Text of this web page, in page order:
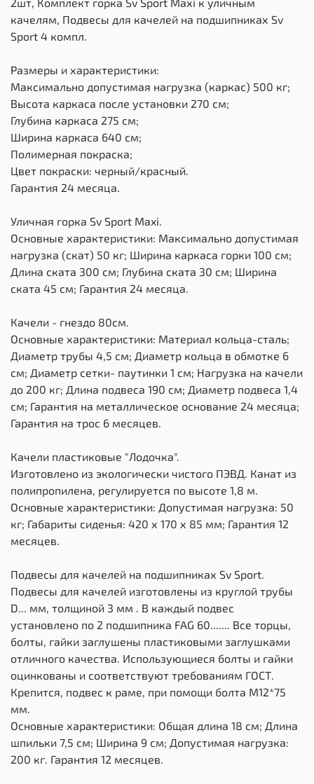
качелям, Подвесы для качелей на подшипниках Sv
Sport 4 компл.
Размеры и характеристики:
Максимально допустимая нагрузка (каркас) 500 кг;
Высота каркаса после установки 270 см;
Глубина каркаса 275 см;
Ширина каркаса 640 см;
Полимерная покраска;
Цвет покраски: черный/красный.
Гарантия 24 месяца.
Уличная горка Sv Sport Maxi.
Основные характеристики: Максимально допустимая
нагрузка (скат) 50 кг; Ширина каркаса горки 100 см;
Длина ската 300 см; Глубина ската 30 см; Ширина
ската 45 см; Гарантия 24 месяца.
Качели - гнездо 80см.
Основные характеристики: Материал кольца-сталь;
Диаметр трубы 4,5 см; Диаметр кольца в обмотке 6
см; Диаметр сетки- паутинки 1 см; Нагрузка на качели
до 200 кг; Длина подвеса 190 см; Диаметр подвеса 1,4
см; Гарантия на металлическое основание 24 месяца;
Гарантия на трос 6 месяцев.
Качели пластиковые "Лодочка".
Изготовлено из экологически чистого ПЭВД. Канат из
полипропилена, регулируется по высоте 1,8 м.
Основные характеристики: Допустимая нагрузка: 50
кг; Габариты сиденья: 420 х 170 х 85 мм; Гарантия 12
месяцев.
Подвесы для качелей на подшипниках Sv Sport.
Подвесы для качелей изготовлены из круглой трубы
D... мм, толщиной 3 мм . В каждый подвес
установлено по 2 подшипника FAG 60....... Все торцы,
болты, гайки заглушены пластиковыми заглушками
отличного качества. Использующиеся болты и гайки
оцинкованы и соответствуют требованиям ГОСТ.
Крепится, подвес к раме, при помощи болта М12*75
мм.
Основные характеристики: Общая длина 18 см; Длина
шпильки 7,5 см; Ширина 9 см; Допустимая нагрузка:
200 кг. Гарантия 12 месяцев.